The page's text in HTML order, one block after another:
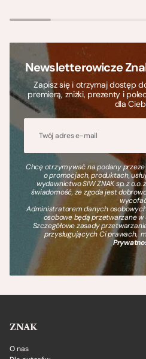
Newsletterowicze
Zapisz się i otrzymaj dostęp
premierą, zniżki, prezenty i
dla
Chcę otrzymywać na podany
o promocjach, produktach,
wydawnictwo SIW ZNAK sp. z o.o.
świadomość, że zgoda jest
Administratorem danych osobowych
osobowe będą przetwarzane
Szczegółowe zasady
przysługujących Ci prawach,
ZNAK
O nas